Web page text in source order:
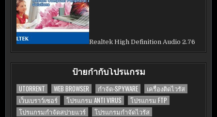
Realtek High Definition Audio 2.76
ป้ายกำกับโปรแกรม
UTORRENT WEB BROWSER กำจัด-SPYWARE
เครื่องติดไวรัส
เว็บเบราว์เซอร์
โปรแกรม ANTI VIRUS
โปรแกรม FTP
โปรแกรมกำจัดสปายแวร์
โปรแกรมกำจัดไวรัส